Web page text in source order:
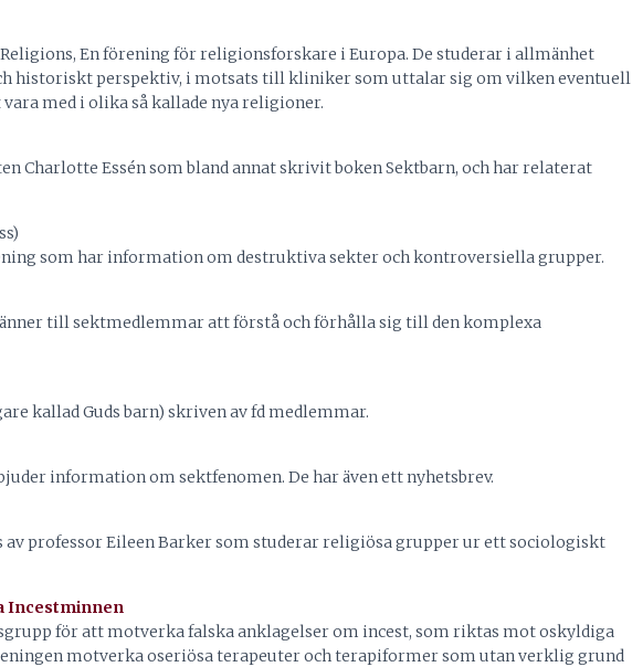
En förening för religionsforskare i Europa. De studerar i allmänhet
historiskt perspektiv, i motsats till kliniker som uttalar sig om vilken eventuell
med i olika så kallade nya religioner.
Charlotte Essén som bland annat skrivit boken Sektbarn, och har relaterat
som har information om destruktiva sekter och kontroversiella grupper.
till sektmedlemmar att förstå och förhålla sig till den komplexa
kallad Guds barn) skriven av fd medlemmar.
information om sektfenomen. De har även ett nyhetsbrev.
av professor Eileen Barker som studerar religiösa grupper ur ett sociologiskt
Incestminnen
för att motverka falska anklagelser om incest, som riktas mot oskyldiga
motverka oseriösa terapeuter och terapiformer som utan verklig grund